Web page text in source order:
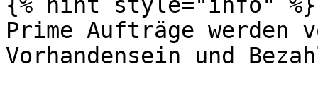
Prime Aufträge
Vorhandensein und